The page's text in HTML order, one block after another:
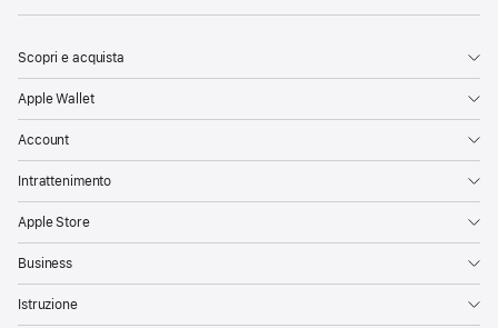
Scopri e acquista
Apple Wallet
Account
Intrattenimento
Apple Store
Business
Istruzione